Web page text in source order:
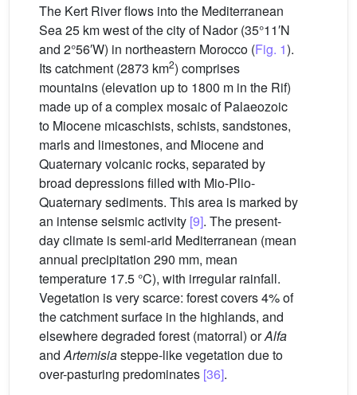
The Kert River flows into the Mediterranean
Sea 25 km west of the city of Nador (35°11′N
and 2°56′W) in northeastern Morocco (Fig. 1).
Its catchment (2873 km2) comprises
mountains (elevation up to 1800 m in the Rif)
made up of a complex mosaic of Palaeozoic
to Miocene micaschists, schists, sandstones,
marls and limestones, and Miocene and
Quaternary volcanic rocks, separated by
broad depressions filled with Mio-Plio-
Quaternary sediments. This area is marked by
an intense seismic activity [9]. The present-
day climate is semi-arid Mediterranean (mean
annual precipitation 290 mm, mean
temperature 17.5 °C), with irregular rainfall.
Vegetation is very scarce: forest covers 4% of
the catchment surface in the highlands, and
elsewhere degraded forest (matorral) orAlfa
andArtemisiasteppe-like vegetation due to
over-pasturing predominates [36].